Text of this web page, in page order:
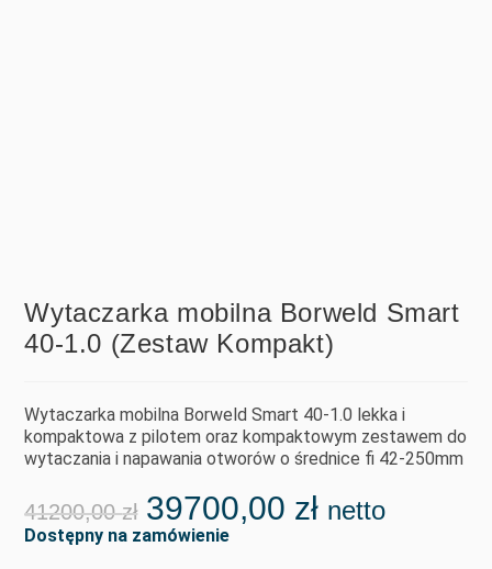
Wytaczarka mobilna Borweld Smart
40-1.0 (Zestaw Kompakt)
Wytaczarka mobilna Borweld Smart 40-1.0 lekka i
kompaktowa z pilotem oraz kompaktowym zestawem do
wytaczania i napawania otworów o średnice fi 42-250mm
41200,00zł 39700,00 zł netto
Dostępny na zamówienie